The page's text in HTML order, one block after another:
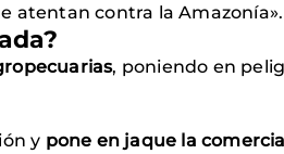
atentan contra la Amazonía».
, poniendo en
y pone en jaque la